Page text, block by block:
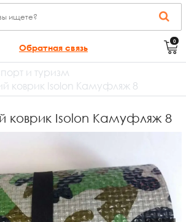
Обратная связь
0
и туризм
коврик Isolon Камуфляж 8
коврик Isolon Камуфляж 8